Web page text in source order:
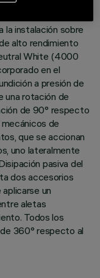
la instalación sobre
alto rendimiento
White (4000
en el
a presión de
una rotación de
de 90° respecto
de
que se accionan
uno lateralmente
pasiva del
dos accesorios
un
aletas
Todos los
360° respecto al